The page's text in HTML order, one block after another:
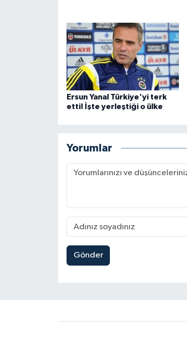
Ersun Yanal Türkiye'yi terk
etti! İşte yerleştiği o ülke
Yorumlar
Gönder